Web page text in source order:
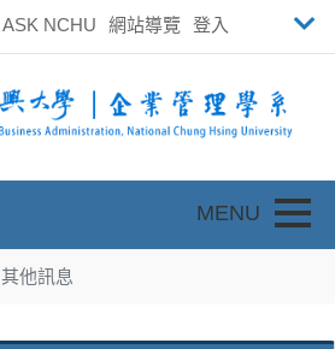
ASK NCHU 網站導覽 登入
其他訊息